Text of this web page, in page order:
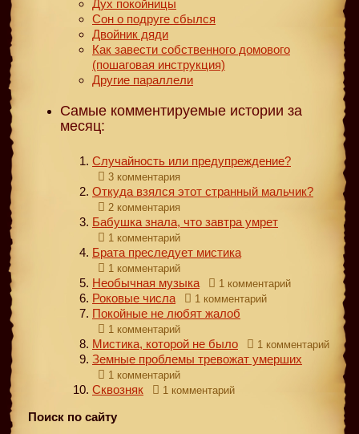
Дух покойницы
Сон о подруге сбылся
Двойник дяди
Как завести собственного домового
(пошаговая инструкция)
Другие параллели
Самые комментируемые истории за
месяц:
Случайность или предупреждение?
3 комментария
Откуда взялся этот странный мальчик?
2 комментария
Бабушка знала, что завтра умрет
1 комментарий
Брата преследует мистика
1 комментарий
Необычная музыка 1 комментарий
Роковые числа 1 комментарий
Покойные не любят жалоб
1 комментарий
Мистика, которой не было 1 комментарий
Земные проблемы тревожат умерших
1 комментарий
Сквозняк 1 комментарий
Поиск по сайту